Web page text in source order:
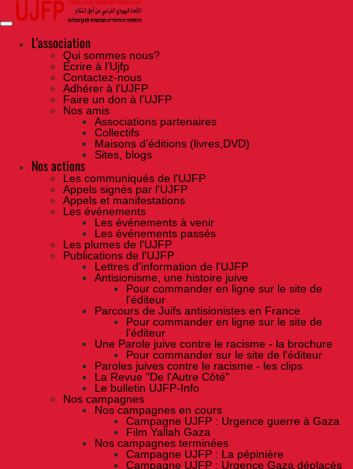
Skip
the
contentL'association
Qui sommes nous?
Ecrire à l’Ujfp
Contactez-nous
Adhérer à l’UJFP
Faire un don à l’UJFP
Nos amis
Associations partenaires
Collectifs
Maisons d’éditions (livres,DVD)
Sites, blogs
Nos actions
Les communiqués de l'UJFP
Appels signés par l'UJFP
Appels et manifestations
Les événements
Les événements à venir
Les événements passés
Les plumes de l'UJFP
Publications de l'UJFP
Lettres d'information de l'UJFP
Antisionisme, une histoire juive
Pour commander en ligne sur le site de
l'éditeur
Parcours de Juifs antisionistes en France
Pour commander en ligne sur le site de
l'éditeur
Une Parole juive contre le racisme - la brochure
Pour commander sur le site de l'éditeur
Paroles juives contre le racisme - les clips
La Revue "De l'Autre Côté"
Le bulletin UJFP-Info
Nos campagnes
Nos campagnes en cours
Campagne UJFP : Urgence guerre à Gaza
Film Yallah Gaza
Nos campagnes terminées
Campagne UJFP : La pépinière
Campagne UJFP : Urgence Gaza déplacés